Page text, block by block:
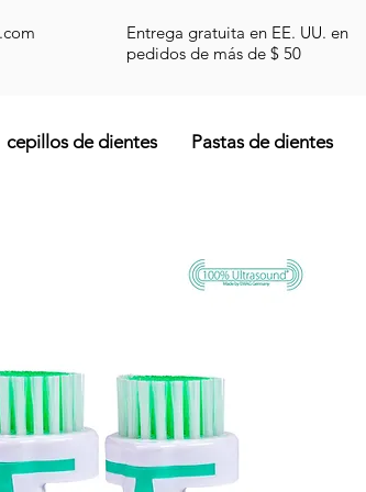
Entrega gratuita en EE. UU. en
pedidos de más de $ 50
cepillos de dientes Pastas de dientes